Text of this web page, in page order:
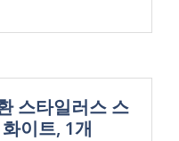
스타일러스 스
이트, 1개